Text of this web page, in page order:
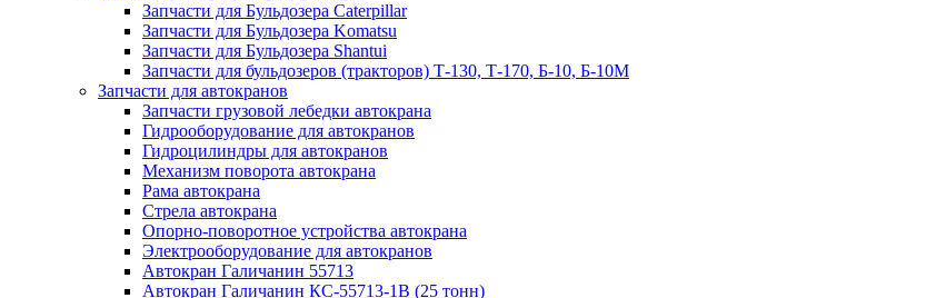
Запчасти для Бульдозера Caterpillar
Запчасти для Бульдозера Komatsu
Запчасти для Бульдозера Shantui
Запчасти для бульдозеров (тракторов) Т-130, Т-170, Б-10, Б-10М
Запчасти для автокранов
Запчасти грузовой лебедки автокрана
Гидрооборудование для автокранов
Гидроцилиндры для автокранов
Механизм поворота автокрана
Рама автокрана
Стрела автокрана
Опорно-поворотное устройства автокрана
Электрооборудование для автокранов
Автокран Галичанин 55713
Автокран Галичанин КС-55713-1В (25 тонн)